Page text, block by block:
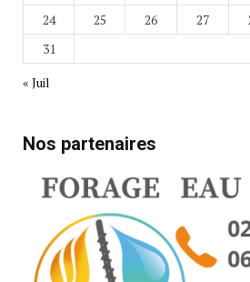
24
25 26 27
31
« Juil
Nos partenaires